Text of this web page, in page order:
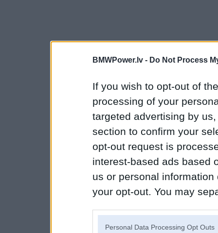
BMWPower.lv - Do Not Process
If you wish to opt-out of
processing of your
targeted advertising by
section to confirm your
opt-out request is
interest-based ads based
us or personal
your opt-out. You may
Personal Data Processing Opt Outs